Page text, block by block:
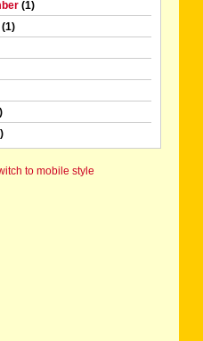
(1)
to mobile style